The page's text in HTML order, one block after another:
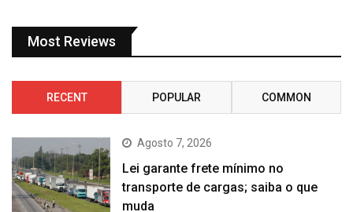
Most Reviews
RECENT POPULAR COMMON
Agosto 7, 2026
Lei garante frete mínimo no
transporte de cargas; saiba o que
muda